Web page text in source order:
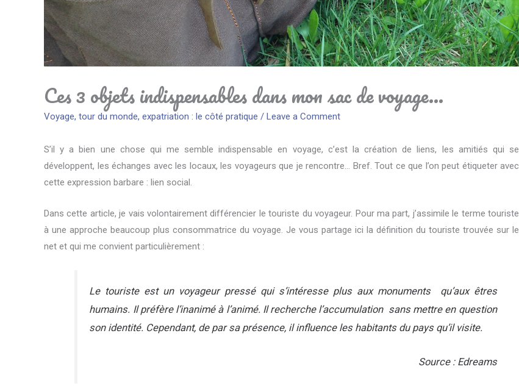
Ces 3 objets indispensables dans mon sac de voyage…
Voyage, tour du monde, expatriation : le côté pratique / Leave a Comment
S’il y a bien une chose qui me semble indispensable en voyage, c’est la création de liens, les amitiés qui se
développent, les échanges avec les locaux, les voyageurs que je rencontre… Bref. Tout ce que l’on peut étiqueter avec
cette expression barbare : lien social.
Dans cette article, je vais volontairement différencier le touriste du voyageur. Pour ma part, j’assimile le terme touriste
à une approche beaucoup plus consommatrice du voyage. Je vous partage ici la définition du touriste trouvée sur le
net et qui me convient particulièrement :
Le touriste est un voyageur pressé qui s’intéresse plus aux monuments qu’aux êtres
humains. Il préfère l’inanimé à l’animé. Il recherche l’accumulation sans mettre en question
son identité. Cependant, de par sa présence, il influence les habitants du pays qu’il visite.
Source : Edreams